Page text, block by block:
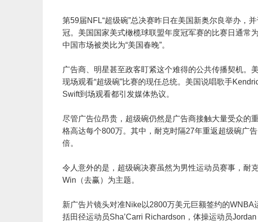
第59届NFL“超级碗”总决赛昨日在美国新奥尔良举办，
冠。美国国家美式橄榄球联盟年度冠军赛的比赛日通常
中国市场被类比为“美国春晚”。
广告商、明星甚至政客盯紧这个难得的公共传播契机。
现场观看“超级碗”比赛的现任总统。美国说唱歌手
Swift到场观看都引发媒体热议。
尽管广告位昂贵，超级碗仍然是广告商接触大量受众的
格高达每个800万。其中，耐克时隔27年重返超级碗广
倍。
令人意外的是，超级碗决赛虽然为男性运动员赛事，耐
Win（去赢）为主题。
新广告片镜头对准Nike以2800万美元巨额签约的
括田径运动员Sha’Carri Richardson，体操运动员